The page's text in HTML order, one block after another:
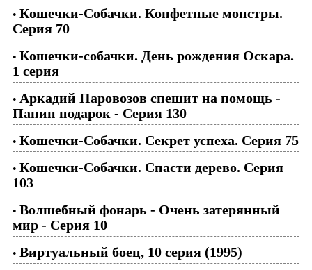
• Кошечки-Собачки. Конфетные монстры.
Серия 70
• Кошечки-собачки. День рождения Оскара.
1 серия
• Аркадий Паровозов спешит на помощь -
Папин подарок - Серия 130
• Кошечки-Собачки. Секрет успеха. Серия 75
• Кошечки-Собачки. Спасти дерево. Серия
103
• Волшебный фонарь - Очень затерянный
мир - Серия 10
• Виртуальный боец, 10 серия (1995)